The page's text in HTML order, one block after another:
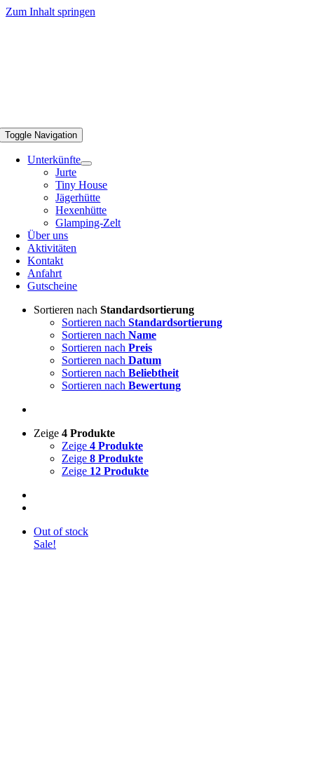
Zum Inhalt springen
Toggle Navigation
Unterkünfte
Jurte
Tiny House
Jägerhütte
Hexenhütte
Glamping-Zelt
Über uns
Aktivitäten
Kontakt
Anfahrt
Gutscheine
Sortieren nach Standardsortierung
Sortieren nach Standardsortierung
Sortieren nach Name
Sortieren nach Preis
Sortieren nach Datum
Sortieren nach Beliebtheit
Sortieren nach Bewertung
Zeige 4 Produkte
Zeige 4 Produkte
Zeige 8 Produkte
Zeige 12 Produkte
Out of stock
Sale!